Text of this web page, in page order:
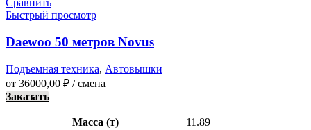
Сравнить
Быстрый просмотр
Daewoo 50 метров Novus
Подъемная техника, Автовышки
от 36000,00 ₽ / смена
Заказать
Масса (т) 11.89